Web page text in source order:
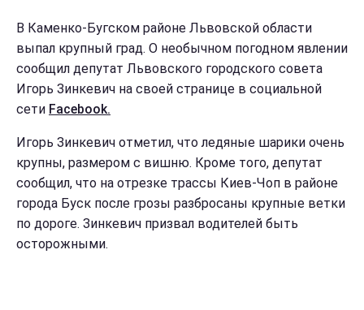
В Каменко-Бугском районе Львовской области
выпал крупный град. О необычном погодном явлении
сообщил депутат Львовского городского совета
Игорь Зинкевич на своей странице в социальной
сети Facebook.
Игорь Зинкевич отметил, что ледяные шарики очень
крупны, размером с вишню. Кроме того, депутат
сообщил, что на отрезке трассы Киев-Чоп в районе
города Буск после грозы разбросаны крупные ветки
по дороге. Зинкевич призвал водителей быть
осторожными.